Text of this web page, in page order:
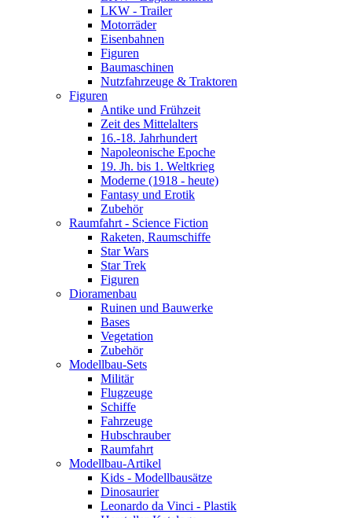
LKW - Trailer
Motorräder
Eisenbahnen
Figuren
Baumaschinen
Nutzfahrzeuge & Traktoren
Figuren
Antike und Frühzeit
Zeit des Mittelalters
16.-18. Jahrhundert
Napoleonische Epoche
19. Jh. bis 1. Weltkrieg
Moderne (1918 - heute)
Fantasy und Erotik
Zubehör
Raumfahrt - Science Fiction
Raketen, Raumschiffe
Star Wars
Star Trek
Figuren
Dioramenbau
Ruinen und Bauwerke
Bases
Vegetation
Zubehör
Modellbau-Sets
Militär
Flugzeuge
Schiffe
Fahrzeuge
Hubschrauber
Raumfahrt
Modellbau-Artikel
Kids - Modellbausätze
Dinosaurier
Leonardo da Vinci - Plastik